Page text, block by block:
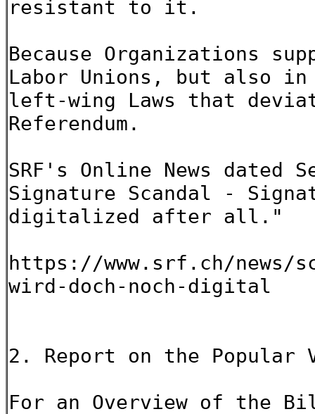
resistant to it.
Because Organizations
Labor Unions, but also
left-wing Laws that
Referendum.
SRF's Online News dated
Signature Scandal -
digitalized after all."
https://www.srf.ch/news/
wird-doch-noch-digital
2. Report on the Popular
For an Overview of the